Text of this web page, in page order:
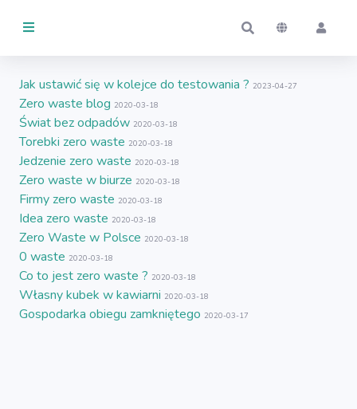
Aktywność
ZARZĄDZANE
Przeze mnie
Przez innych
UŻYTKOWANE
Przeze mnie
Jak ustawić się w kolejce do testowania ? 2023-04-27
Zero waste blog 2020-03-18
Świat bez odpadów 2020-03-18
Torebki zero waste 2020-03-18
Jedzenie zero waste 2020-03-18
Zero waste w biurze 2020-03-18
Firmy zero waste 2020-03-18
Idea zero waste 2020-03-18
Zero Waste w Polsce 2020-03-18
0 waste 2020-03-18
Co to jest zero waste ? 2020-03-18
Własny kubek w kawiarni 2020-03-18
Gospodarka obiegu zamkniętego 2020-03-17